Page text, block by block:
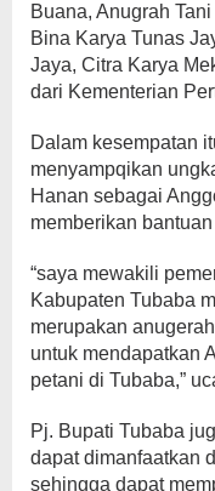
Buana, Anugrah
Bina Karya Tunas
Jaya, Citra Karya
dari Kementerian
Dalam kesempatan
menyampqikan
Hanan sebagai
memberikan
“saya mewakili
Kabupaten Tubaba
merupakan
untuk mendapatkan
petani di Tubaba,”
Pj. Bupati Tubaba
dapat dimanfaatkan
sehingga dapat